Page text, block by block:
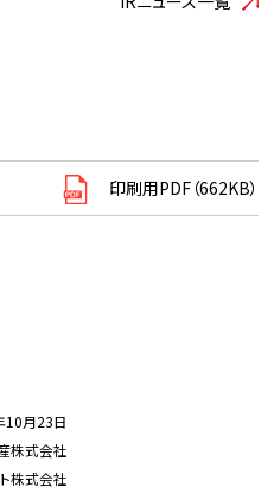
印刷用PDF（662KB）
10月23日
株式会社
株式会社